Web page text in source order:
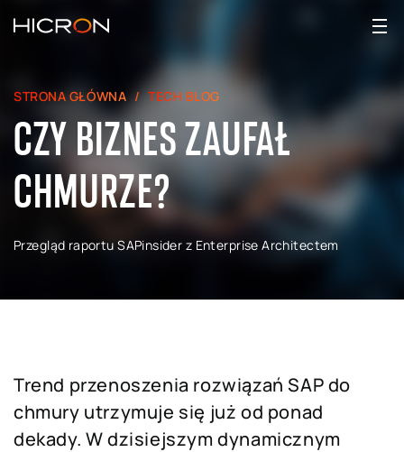
STRONA GŁÓWNA TECH BLOG
CZY BIZNES ZAUFAŁ
CHMURZE?
Przegląd raportu SAPinsider z Enterprise Architectem
Trend przenoszenia rozwiązań SAP do
chmury utrzymuje się już od ponad
dekady. W dzisiejszym dynamicznym